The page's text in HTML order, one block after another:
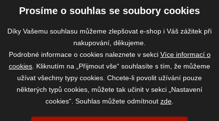
2026 ©www.vase-krmivo.cz- Tomáš Kroupa e-shop, Kanice 307, 664 01
Prosíme o souhlas se soubory cookies
Díky Vašemu souhlasu můžeme zlepšovat e-shop i Váš zážitek při
nakupování, děkujeme.
Podrobné informace o cookies naleznete v sekci Více informací o
cookies . Kliknutím na „Přijmout vše“ souhlasíte s tím, že můžeme
užívat všechny typy cookies. Chcete-li povolit užívání pouze
některých typů cookies, můžete tak učinit v sekci „Nastavení
cookies“. Souhlas můžete odmítnout zde